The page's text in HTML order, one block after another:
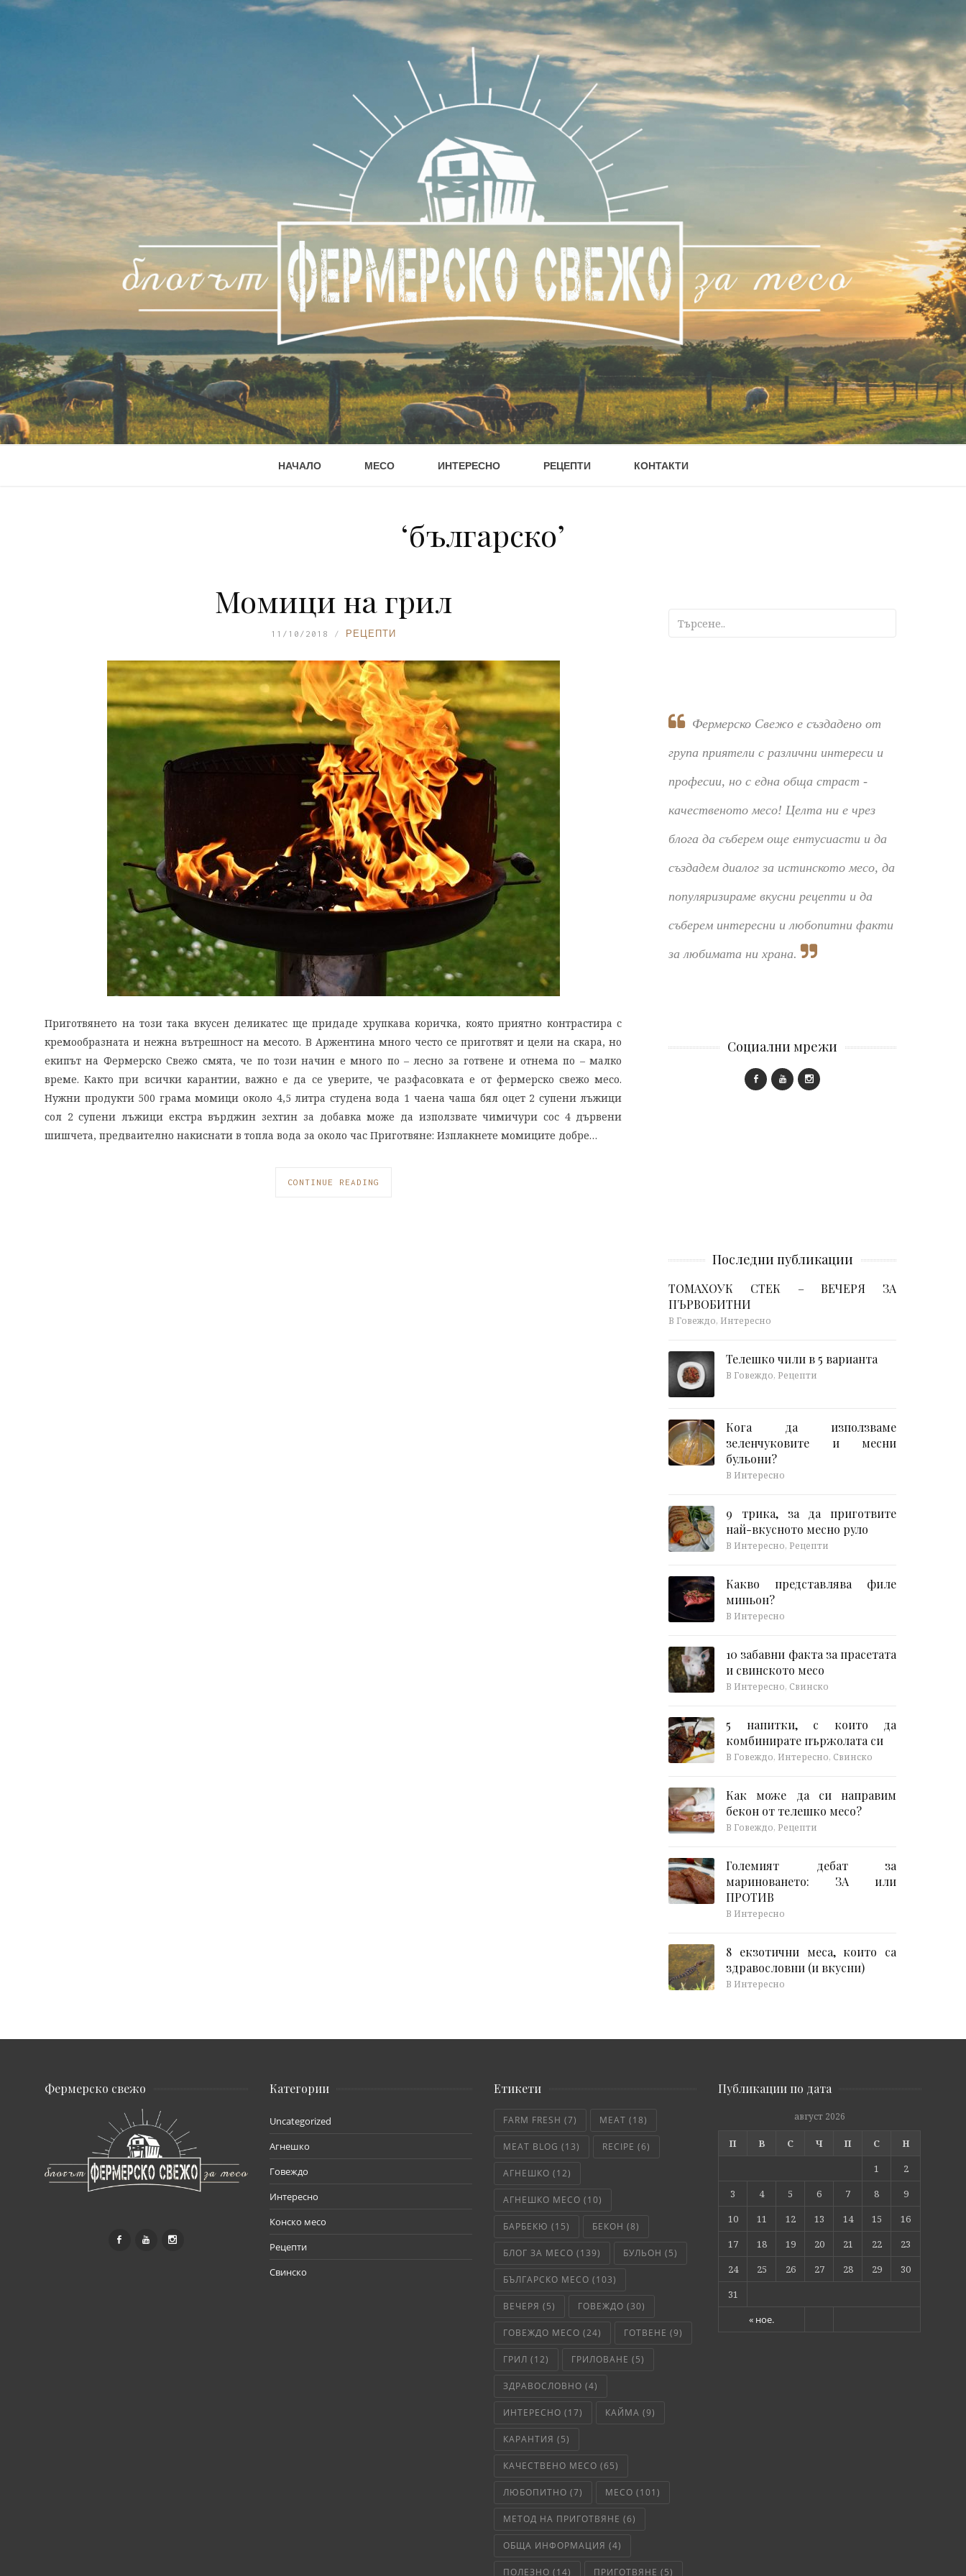
НАЧАЛО МЕСО ИНТЕРЕСНО РЕЦЕПТИ КОНТАКТИ
‘българско’
Момици на грил
11/10/2018 РЕЦЕПТИ
Приготвянето на този така вкусен деликатес ще придаде хрупкава коричка, която приятно контрастира с
кремообразната и нежна вътрешност на месото. В Аржентина много често се приготвят и цели на скара, но
екипът на Фермерско Свежо смята, че по този начин е много по – лесно за готвене и отнема по – малко
време. Както при всички карантии, важно е да се уверите, че разфасовката е от фермерско свежо месо.
Нужни продукти 500 грама момици oколо 4,5 литра студена вода 1 чаена чаша бял оцет 2 супени лъжици
сол 2 супени лъжици екстра върджин зехтин за добавка може да използвате чимичури сос 4 дървени
шишчета, предваително накиснати в топла вода за около час Приготвяне: Изплакнете момиците добре…
CONTINUE READING
Фермерско Свежо е създадено от
група приятели с различни интереси и
професии, но с една обща страст -
качественото месо! Целта ни е чрез
блога да съберем още ентусиасти и да
създадем диалог за истинското месо, да
популяризираме вкусни рецепти и да
съберем интересни и любопитни факти
за любимата ни храна.
Социални мрежи
Последни публикации
ТОМАХОУК СТЕК – ВЕЧЕРЯ ЗА
ПЪРВОБИТНИ
В Говеждо, Интересно
Телешко чили в 5 варианта
В Говеждо, Рецепти
Кога да използваме
зеленчуковите и месни
бульони?
В Интересно
9 трика, за да приготвите
най-вкусното месно руло
В Интересно, Рецепти
Какво представлява филе
миньон?
В Интересно
10 забавни факта за прасетата
и свинското месо
В Интересно, Свинско
5 напитки, с които да
комбинирате пържолата си
В Говеждо, Интересно, Свинско
Как може да си направим
бекон от телешко месо?
В Говеждо, Рецепти
Големият дебат за
мариноването: ЗА или
ПРОТИВ
В Интересно
8 екзотични меса, които са
здравословни (и вкусни)
В Интересно
Фермерско свежо Категории
Uncategorized
Агнешко
Говеждо
Интересно
Конско месо
Рецепти
Свинско
Етикети
FARM FRESH (7) MEAT (18)
MEAT BLOG (13) RECIPE (6)
АГНЕШКО (12)
АГНЕШКО МЕСО (10)
БАРБЕКЮ (15) БЕКОН (8)
БЛОГ ЗА МЕСО (139) БУЛЬОН (5)
БЪЛГАРСКО МЕСО (103)
ВЕЧЕРЯ (5) ГОВЕЖДО (30)
ГОВЕЖДО МЕСО (24) ГОТВЕНЕ (9)
ГРИЛ (12) ГРИЛОВАНЕ (5)
ЗДРАВОСЛОВНО (4)
ИНТЕРЕСНО (17) КАЙМА (9)
КАРАНТИЯ (5)
КАЧЕСТВЕНО МЕСО (65)
ЛЮБОПИТНО (7) МЕСО (101)
МЕТОД НА ПРИГОТВЯНЕ (6)
ОБЩА ИНФОРМАЦИЯ (4)
ПОЛЕЗНО (14) ПРИГОТВЯНЕ (5)
Публикации по дата
август 2026
П В С Ч П С Н
« ное.
1
2
3
4 5 6 7 8
9
10
11 12 13 14 15
16
17
18 19 20 21 22
23
24
25 26 27 28 29
30
31